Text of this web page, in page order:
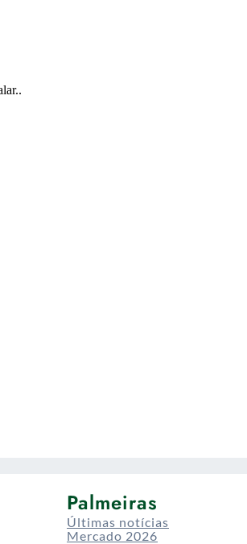
Palmeiras
Últimas notícias
Mercado 2026